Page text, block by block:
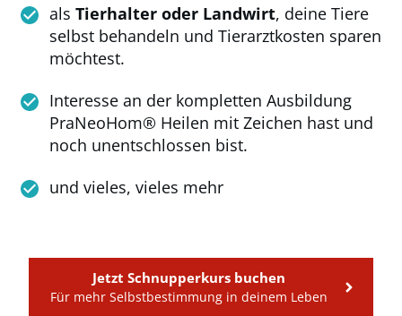
als Tierhalter oder Landwirt, deine Tiere
selbst behandeln und Tierarztkosten sparen
möchtest.
Interesse an der kompletten Ausbildung
PraNeoHom® Heilen mit Zeichen hast und
noch unentschlossen bist.
und vieles, vieles mehr
Jetzt Schnupperkurs buchen
Für mehr Selbstbestimmung in deinem Leben